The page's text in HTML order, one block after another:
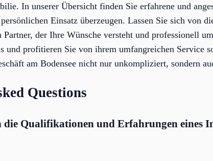
In unserer Übersicht finden Sie erfahrene und
Einsatz überzeugen. Lassen Sie sich von
Partner, der Ihre Wünsche versteht und professionell
und profitieren Sie von ihrem umfangreichen Service
am Bodensee nicht nur unkompliziert, sondern
Questions
die Qualifikationen und Erfahrungen eines